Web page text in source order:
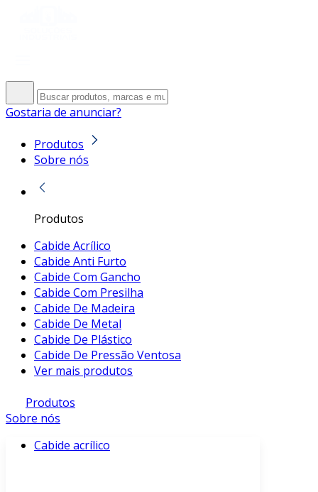
Gostaria de anunciar?
Produtos
Sobre nós
Produtos
Cabide Acrílico
Cabide Anti Furto
Cabide Com Gancho
Cabide Com Presilha
Cabide De Madeira
Cabide De Metal
Cabide De Plástico
Cabide De Pressão Ventosa
Ver mais produtos
Produtos
Sobre nós
Cabide acrílico